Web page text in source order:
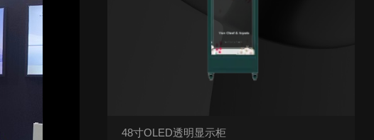
48寸OLED透明显示柜